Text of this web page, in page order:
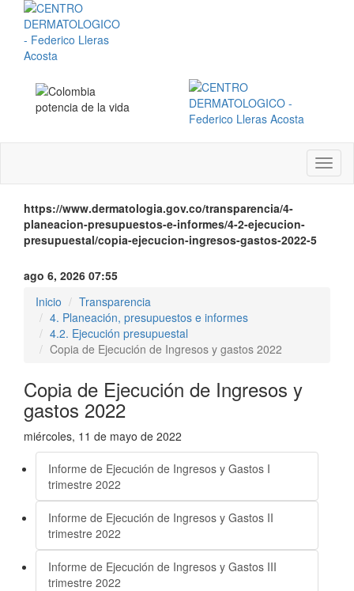
Menú
https://www.dermatologia.gov.co/transparencia/4-
planeacion-presupuestos-e-informes/4-2-ejecucion-
presupuestal/copia-ejecucion-ingresos-gastos-2022-5
ago 6, 2026 07:55
Inicio
Transparencia
4. Planeación, presupuestos e informes
4.2. Ejecución presupuestal
Copia de Ejecución de Ingresos y gastos 2022
Copia de Ejecución de Ingresos y
gastos 2022
miércoles, 11 de mayo de 2022
Informe de Ejecución de Ingresos y Gastos I
trimestre 2022
Informe de Ejecución de Ingresos y Gastos II
trimestre 2022
Informe de Ejecución de Ingresos y Gastos III
trimestre 2022